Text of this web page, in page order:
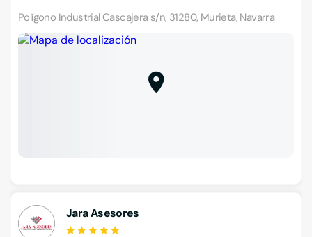
Polígono Industrial Cascajera s/n, 31280, Murieta, Navarra
Jara Asesores